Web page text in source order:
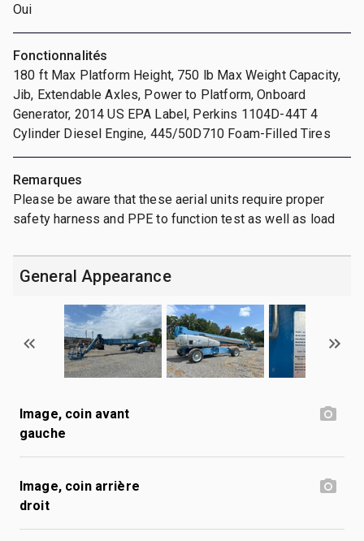
Oui
Fonctionnalités
180 ft Max Platform Height, 750 lb Max Weight Capacity,
Jib, Extendable Axles, Power to Platform, Onboard
Generator, 2014 US EPA Label, Perkins 1104D-44T 4
Cylinder Diesel Engine, 445/50D710 Foam-Filled Tires
Remarques
Please be aware that these aerial units require proper
safety harness and PPE to function test as well as load
General Appearance
Image, coin avant
gauche
Image, coin arrière
droit